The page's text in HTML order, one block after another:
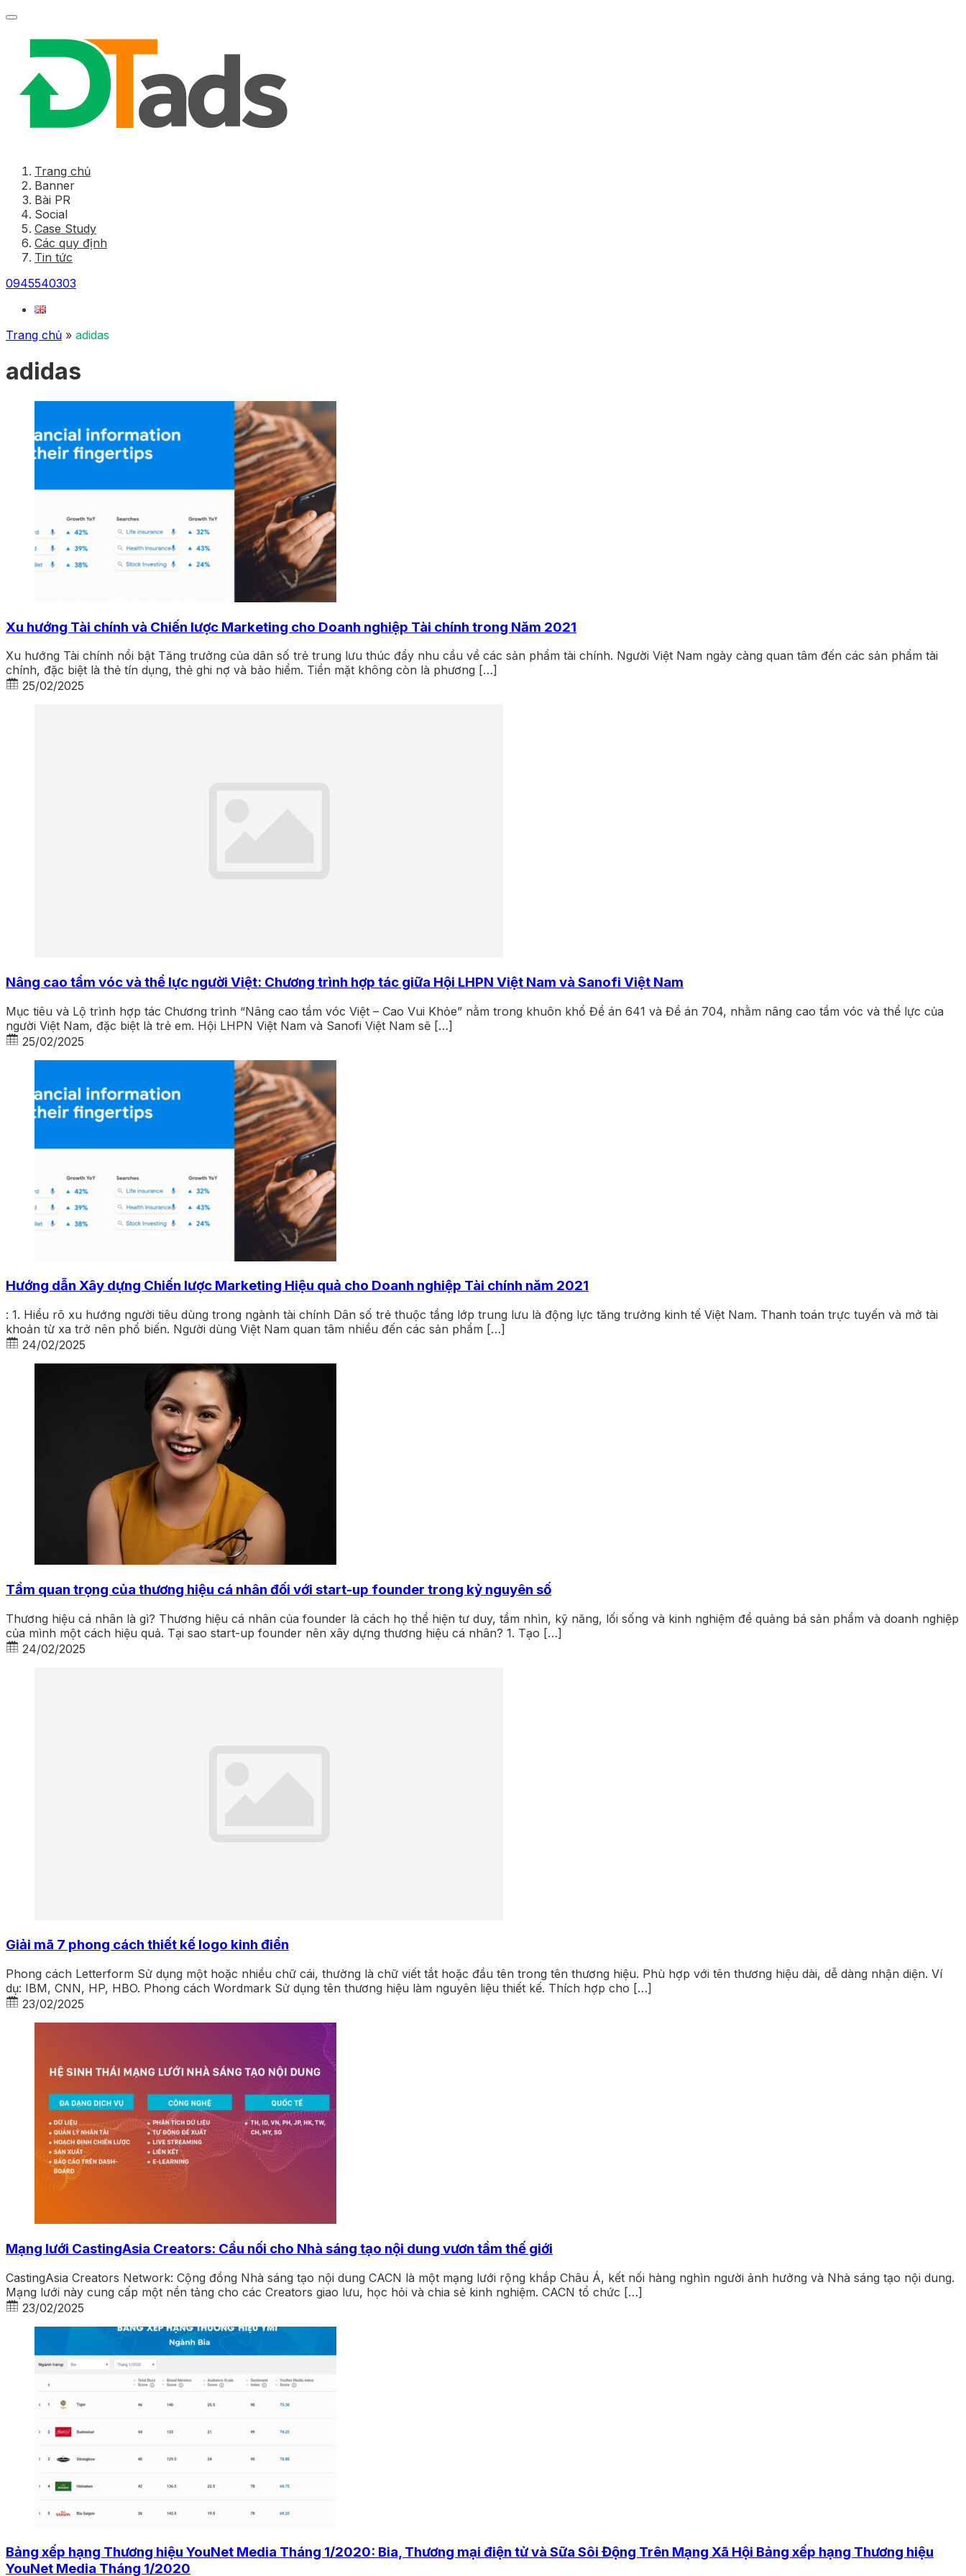
Trang chủ
Banner
Bài PR
Social
Case Study
Các quy định
Tin tức
0945540303
Trang chủ » adidas
adidas
Xu hướng Tài chính và Chiến lược Marketing cho Doanh nghiệp Tài chính trong Năm 2021
Xu hướng Tài chính nổi bật Tăng trưởng của dân số trẻ trung lưu thúc đẩy nhu cầu về các sản phẩm tài chính. Người Việt Nam ngày càng quan tâm đến các sản phẩm tài
chính, đặc biệt là thẻ tín dụng, thẻ ghi nợ và bảo hiểm. Tiền mặt không còn là phương […]
25/02/2025
Nâng cao tầm vóc và thể lực người Việt: Chương trình hợp tác giữa Hội LHPN Việt Nam và Sanofi Việt Nam
Mục tiêu và Lộ trình hợp tác Chương trình “Nâng cao tầm vóc Việt – Cao Vui Khỏe” nằm trong khuôn khổ Đề án 641 và Đề án 704, nhằm nâng cao tầm vóc và thể lực của
người Việt Nam, đặc biệt là trẻ em. Hội LHPN Việt Nam và Sanofi Việt Nam sẽ […]
25/02/2025
Hướng dẫn Xây dựng Chiến lược Marketing Hiệu quả cho Doanh nghiệp Tài chính năm 2021
: 1. Hiểu rõ xu hướng người tiêu dùng trong ngành tài chính Dân số trẻ thuộc tầng lớp trung lưu là động lực tăng trưởng kinh tế Việt Nam. Thanh toán trực tuyến và mở tài
khoản từ xa trở nên phổ biến. Người dùng Việt Nam quan tâm nhiều đến các sản phẩm […]
24/02/2025
Tầm quan trọng của thương hiệu cá nhân đối với start-up founder trong kỷ nguyên số
Thương hiệu cá nhân là gì? Thương hiệu cá nhân của founder là cách họ thể hiện tư duy, tầm nhìn, kỹ năng, lối sống và kinh nghiệm để quảng bá sản phẩm và doanh nghiệp
của mình một cách hiệu quả. Tại sao start-up founder nên xây dựng thương hiệu cá nhân? 1. Tạo […]
24/02/2025
Giải mã 7 phong cách thiết kế logo kinh điển
Phong cách Letterform Sử dụng một hoặc nhiều chữ cái, thường là chữ viết tắt hoặc đầu tên trong tên thương hiệu. Phù hợp với tên thương hiệu dài, dễ dàng nhận diện. Ví
dụ: IBM, CNN, HP, HBO. Phong cách Wordmark Sử dụng tên thương hiệu làm nguyên liệu thiết kế. Thích hợp cho […]
23/02/2025
Mạng lưới CastingAsia Creators: Cầu nối cho Nhà sáng tạo nội dung vươn tầm thế giới
CastingAsia Creators Network: Cộng đồng Nhà sáng tạo nội dung CACN là một mạng lưới rộng khắp Châu Á, kết nối hàng nghìn người ảnh hưởng và Nhà sáng tạo nội dung.
Mạng lưới này cung cấp một nền tảng cho các Creators giao lưu, học hỏi và chia sẻ kinh nghiệm. CACN tổ chức […]
23/02/2025
Bảng xếp hạng Thương hiệu YouNet Media Tháng 1/2020: Bia, Thương mại điện tử và Sữa Sôi Động Trên Mạng Xã Hội Bảng xếp hạng Thương hiệu
YouNet Media Tháng 1/2020